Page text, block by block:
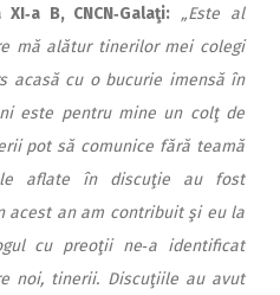
B, CNCN‑Galaţi: „Este al
mă alătur tinerilor mei colegi
acasă cu o bucurie imensă în
este pentru mine un colţ de
pot să comunice fără teamă
aflate în discuţie au fost
acest an am contribuit şi eu la
cu preoţii ne‑a identificat
noi, tinerii. Discuţiile au avut